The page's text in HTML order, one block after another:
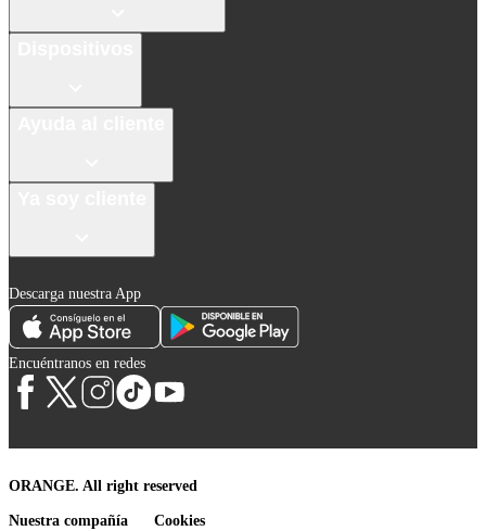
Descarga nuestra App
Encuéntranos en redes
ORANGE. All right reserved
Nuestra compañía Cookies